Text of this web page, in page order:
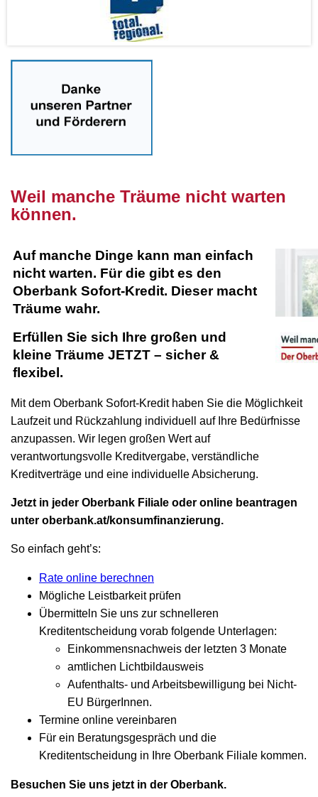
Weil manche Träume nicht warten
können.
Auf manche Dinge kann man einfach
nicht warten. Für die gibt es den
Oberbank Sofort-Kredit. Dieser macht
Träume wahr.
Erfüllen Sie sich Ihre großen und
kleine Träume JETZT – sicher &
flexibel.
Mit dem Oberbank Sofort-Kredit haben Sie die Möglichkeit
Laufzeit und Rückzahlung individuell auf Ihre Bedürfnisse
anzupassen. Wir legen großen Wert auf
verantwortungsvolle Kreditvergabe, verständliche
Kreditverträge und eine individuelle Absicherung.
Jetzt in jeder Oberbank Filiale oder online beantragen
unter oberbank.at/konsumfinanzierung.
So einfach geht’s:
Rate online berechnen
Mögliche Leistbarkeit prüfen
Übermitteln Sie uns zur schnelleren
Kreditentscheidung vorab folgende Unterlagen:
Einkommensnachweis der letzten 3 Monate
amtlichen Lichtbildausweis
Aufenthalts- und Arbeitsbewilligung bei Nicht-
EU BürgerInnen.
Termine online vereinbaren
Für ein Beratungsgespräch und die
Kreditentscheidung in Ihre Oberbank Filiale kommen.
Besuchen Sie uns jetzt in der Oberbank.